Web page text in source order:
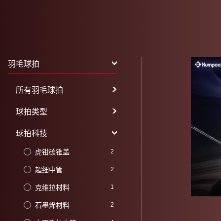
羽毛球拍
所有羽毛球拍
球拍类型
球拍科技
虎钳碳锥盖 2
超细中管 2
克维拉材料 1
石墨烯材料 2